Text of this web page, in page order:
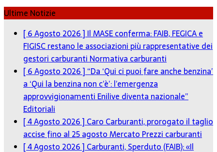
Ultime Notizie
[ 6 Agosto 2026 ]Il MASE conferma: FAIB, FEGICA e
FIGISC restano le associazioni più rappresentative dei
gestori carburantiNormativa carburanti
[ 6 Agosto 2026 ]“Da ‘Qui ci puoi fare anche benzina’
a ‘Qui la benzina non c’è’: l’emergenza
approvvigionamenti Enilive diventa nazionale”
Editoriali
[ 4 Agosto 2026 ]Caro Carburanti, prorogato il taglio
accise fino al 25 agostoMercato Prezzi carburanti
[ 4 Agosto 2026 ]Carburanti, Sperduto (FAIB): «Il